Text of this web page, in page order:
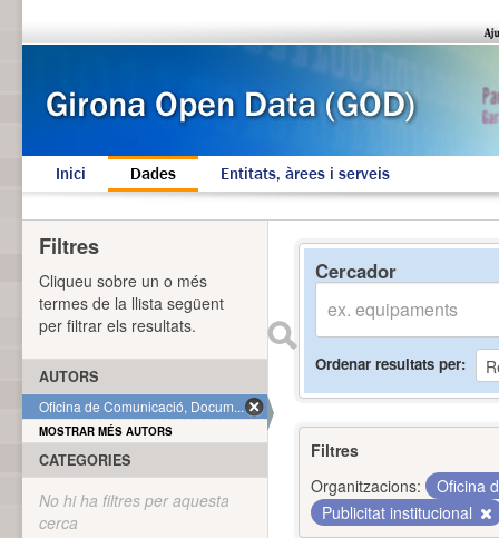
Inici Dades Entitats, àrees i serveis
Cercador
Ordenar resultats per
Filtres
Organitzacions:
Oficina
Publicitat institucional
Filtres
Cliqueu sobre un o més
termes de la llista següent
per filtrar els resultats.
AUTORS
Oficina de Comunicació, Docum... (1)
MOSTRAR MÉS AUTORS
CATEGORIES
No hi ha filtres per aquesta
cerca